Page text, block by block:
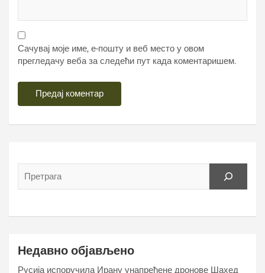
Сачувај моје име, е-пошту и веб место у овом
прегледачу веба за следећи пут када коментаришем.
Недавно објављено
Русија испоручила Ирану унапређене дронове Шахед